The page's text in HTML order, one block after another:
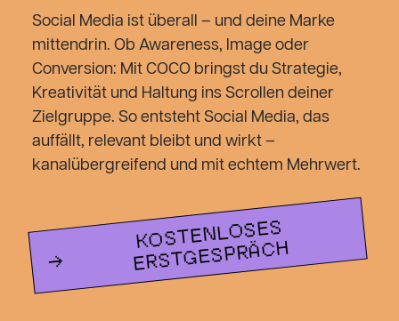
Social Media ist überall – und deine Marke
mittendrin. Ob Awareness, Image oder
Conversion: Mit COCO bringst du Strategie,
Kreativität und Haltung ins Scrollen deiner
Zielgruppe. So entsteht Social Media, das
auffällt, relevant bleibt und wirkt –
kanalübergreifend und mit echtem Mehrwert.
KOSTENLOSES
ERSTGESPRÄCH